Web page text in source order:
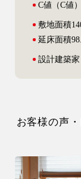
C値 （C値
敷地面積
延床面積
設計建築
お客様の声